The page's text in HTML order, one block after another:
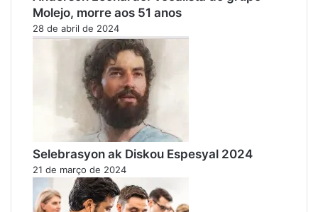
Molejo, morre aos 51 anos
28 de abril de 2024
Selebrasyon ak Diskou Espesyal 2024
21 de março de 2024